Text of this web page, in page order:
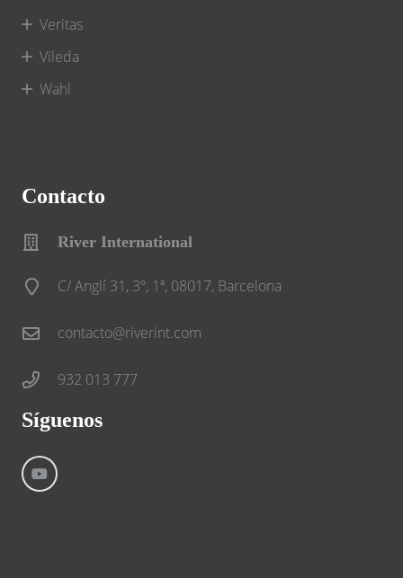
Veritas
Vileda
Wahl
Contacto
River International
C/ Anglí 31, 3º, 1ª, 08017, Barcelona
contacto@riverint.com
932 013 777
Síguenos